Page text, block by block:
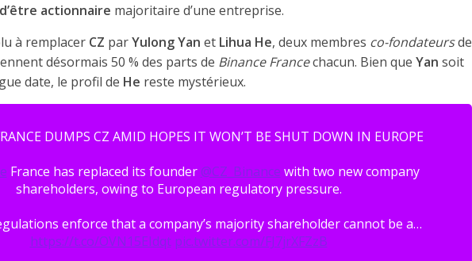
actionnaire majoritaire d’une entreprise.
à remplacer CZ parYulong Yan et Lihua He, deux membres co-fondateursde
désormais 50 % des parts de Binance Francechacun. Bien que Yan soit
date, le profil de He reste mystérieux.
DUMPS CZ AMID HOPES IT WON’T BE SHUT DOWN IN EUROPE
France has replaced its founder @CZ_Binance with two new company
shareholders, owing to European regulatory pressure.
enforce that a company’s majority shareholder cannot be a…
https://t.co/OVN15EIdqt pic.twitter.com/FJ7jrXFZzB